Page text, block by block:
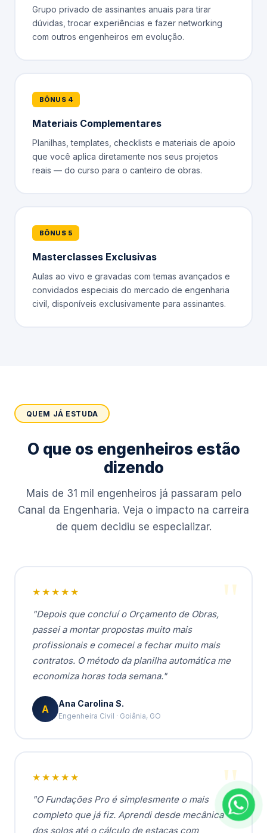
Grupo privado de assinantes anuais para tirar
dúvidas, trocar experiências e fazer networking
com outros engenheiros em evolução.
BÔNUS 4
Materiais Complementares
Planilhas, templates, checklists e materiais de apoio
que você aplica diretamente nos seus projetos
reais — do curso para o canteiro de obras.
BÔNUS 5
Masterclasses Exclusivas
Aulas ao vivo e gravadas com temas avançados e
convidados especiais do mercado de engenharia
civil, disponíveis exclusivamente para assinantes.
QUEM JÁ ESTUDA
O que os engenheiros estão
dizendo
Mais de 31 mil engenheiros já passaram pelo
Canal da Engenharia. Veja o impacto na carreira
de quem decidiu se especializar.
★★★★★
"Depois que concluí o Orçamento de Obras,
passei a montar propostas muito mais
profissionais e comecei a fechar muito mais
contratos. O método da planilha automática me
economiza horas toda semana."
A Ana Carolina S.
Engenheira Civil · Goiânia, GO
★★★★★
"O Fundações Pro é simplesmente o mais
completo que já fiz. Aprendi desde mecânica
dos solos até o cálculo de estacas com